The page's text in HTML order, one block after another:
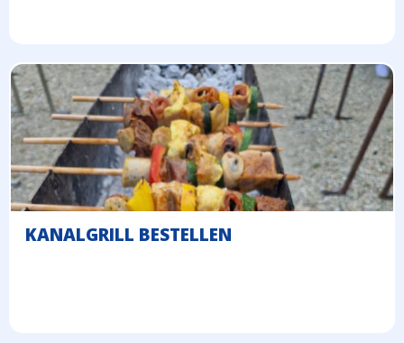
KANALGRILL BESTELLEN